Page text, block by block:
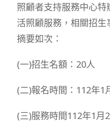
照顧者支持服務中心
活照顧服務，相關招
摘要如次：
(一)招生名額：20人
(二)報名時間：112年1
(三)服務時間112年1月